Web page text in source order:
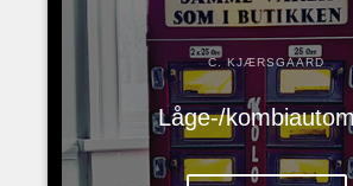
C. KJÆRSGAARD
Låge-/